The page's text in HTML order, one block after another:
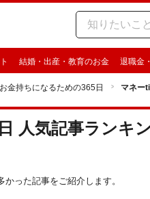
結婚・出産・教育のお金 退職金
金持ちになるための365日 マネー
人気記事ランキ
った記事をご紹介します。